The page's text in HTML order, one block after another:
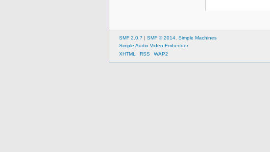
SMF 2.0.7 | SMF © 2014 Simple Machines
Simple Audio Video Embedder
XHTML
RSS WAP2